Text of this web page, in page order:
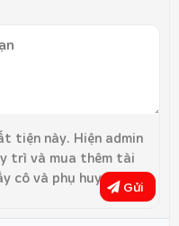
tiện này. Hiện admin
trì và mua thêm tài
cô và phụ huynh ủng
Gửi